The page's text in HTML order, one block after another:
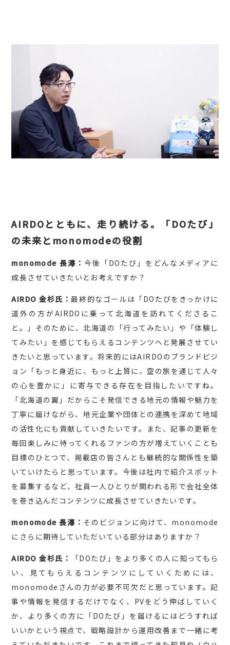
AIRDOとともに、走り続ける。「DOたび」
の未来とmonomodeの役割
monomode 長澤： 今後「DOたび」をどんなメディアに
成長させていきたいとお考えですか？
AIRDO 金杉氏：最終的なゴールは「DOたびをきっかけに
道外の方がAIRDOに乗って北海道を訪れてくださるこ
と。」そのために、北海道の「行ってみたい」や「体験し
てみたい」を感じてもらえるコンテンツへと発展させてい
きたいと思っています。将来的にはAIRDOのブランドビジ
ョン「もっと身近に、もっと上質に、空の旅を通じて人々
の心を豊かに」に寄与できる存在を目指したいですね。
「北海道の翼」だからこそ発信できる地元の情報や魅力を
丁寧に届けながら、地元企業や団体との連携を深めて地域
の活性化にも貢献していきたいです。また、記事の更新を
毎回楽しみに待ってくれるファンの方が増えていくことも
目標のひとつで、掲載店の皆さんとも継続的な関係性を築
いていけたらと思っています。今後は社内で紹介スポット
を募集するなど、社員一人ひとりが関われる形で会社全体
を巻き込んだコンテンツに成長させていきたいです。
monomode 長澤： そのビジョンに向けて、monomode
にさらに期待していただいている部分はありますか？
AIRDO 金杉氏：
「DOたび」をより多くの人に知ってもら
い、見てもらえるコンテンツにしていくためには、
monomodeさんの力が必要不可欠だと思っています。記
事や情報を発信するだけでなく、PVをどう伸ばしていく
か、より多くの方に「DOたび」を届けるにはどうすれば
いいかという視点で、戦略設計から運用改善まで一緒に考